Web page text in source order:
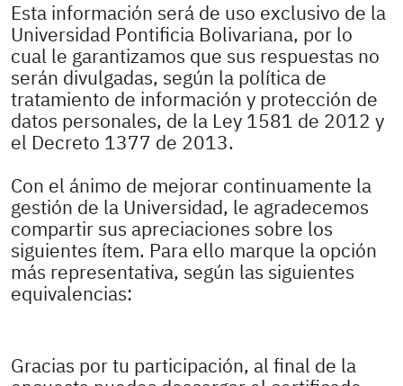
Esta información será de uso exclusivo de la
Universidad Pontificia Bolivariana, por lo
cual le garantizamos que sus respuestas no
serán divulgadas, según la política de
tratamiento de información y protección de
datos personales, de la Ley 1581 de 2012 y
el Decreto 1377 de 2013.
Con el ánimo de mejorar continuamente la
gestión de la Universidad, le agradecemos
compartir sus apreciaciones sobre los
siguientes ítem. Para ello marque la opción
más representativa, según las siguientes
equivalencias:
Gracias por tu participación, al final de la